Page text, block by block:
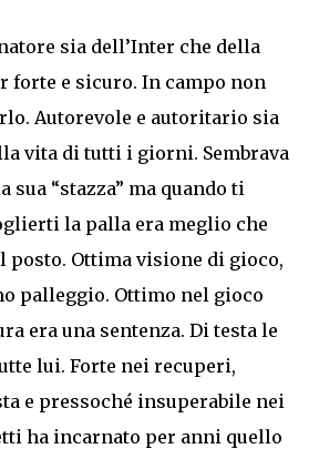
sia dell’Inter che della
forte e sicuro. In campo non
Autorevole e autoritario sia
vita di tutti i giorni. Sembrava
sua “stazza” ma quando ti
la palla era meglio che
posto. Ottima visione di gioco,
palleggio. Ottimo nel gioco
era una sentenza. Di testa le
lui. Forte nei recuperi,
e pressoché insuperabile nei
ha incarnato per anni quello